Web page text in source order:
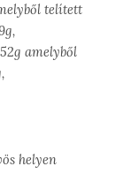
telített
amelyből
helyen